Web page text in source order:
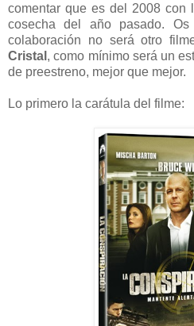
comentar que es del 2008 con
cosecha del año pasado.
colaboración no será otro
Cristal , como mínimo será un
de preestreno, mejor que mejor.
Lo primero la carátula del filme: